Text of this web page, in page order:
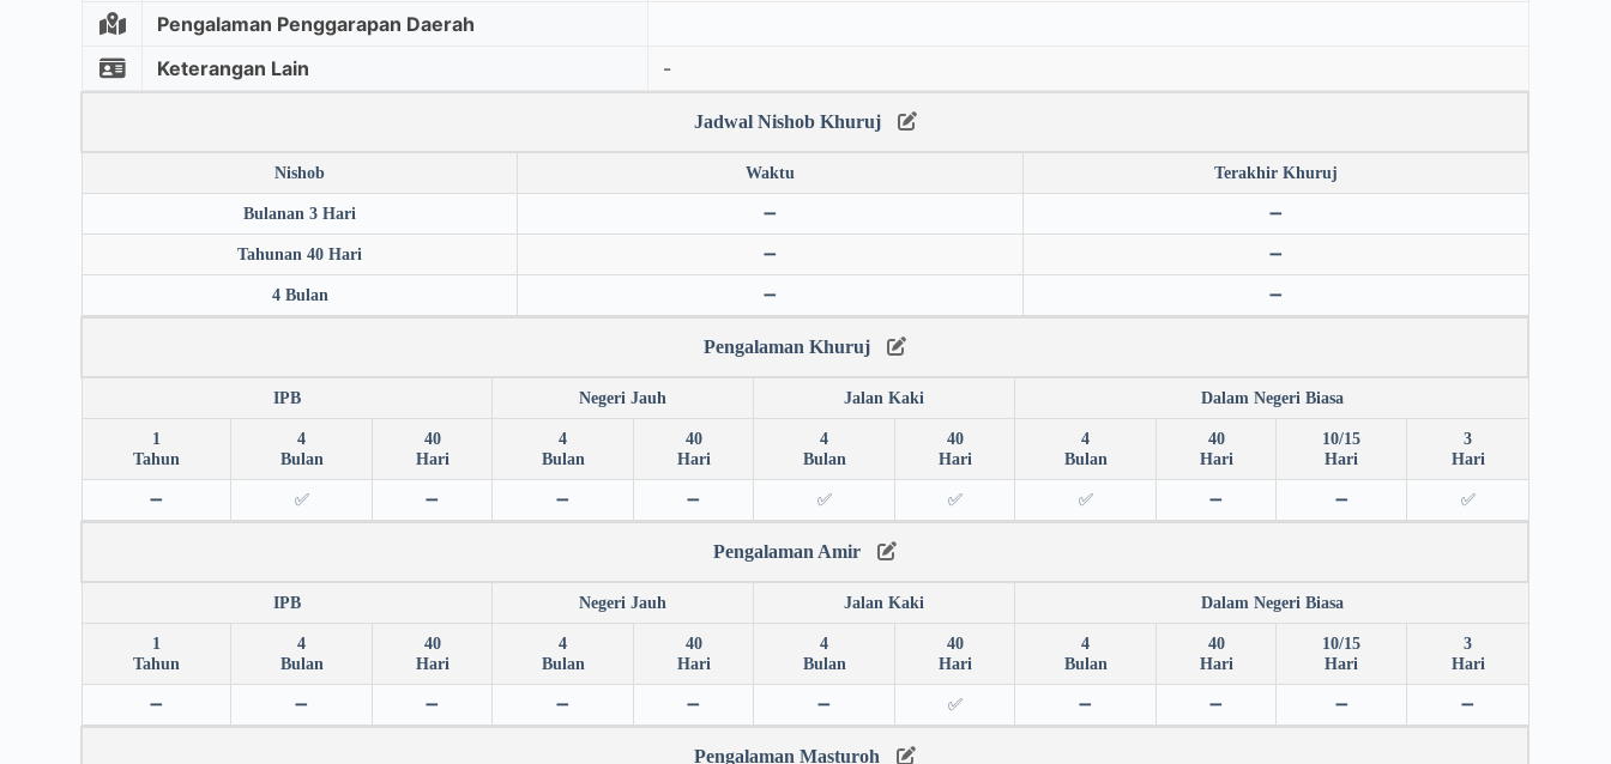
Pengalaman Penggarapan Daerah
Keterangan Lain
-
Jadwal Nishob Khuruj
Nishob Waktu Terakhir Khuruj
Bulanan 3 Hari ➖ ➖
Tahunan 40 Hari ➖ ➖
4 Bulan ➖ ➖
Pengalaman Khuruj
IPB Negeri Jauh Jalan Kaki Dalam Negeri Biasa
1
Tahun
4
Bulan
40
Hari
4
Bulan
40
Hari
4
Bulan
40
Hari
4
Bulan
40
Hari
10/15
Hari
3
Hari
➖ ✅ ➖ ➖ ➖ ✅ ✅ ✅ ➖ ➖ ✅
Pengalaman Amir
IPB Negeri Jauh Jalan Kaki Dalam Negeri Biasa
1
Tahun
4
Bulan
40
Hari
4
Bulan
40
Hari
4
Bulan
40
Hari
4
Bulan
40
Hari
10/15
Hari
3
Hari
➖ ➖ ➖ ➖ ➖ ➖ ✅ ➖ ➖ ➖ ➖
Pengalaman Masturoh